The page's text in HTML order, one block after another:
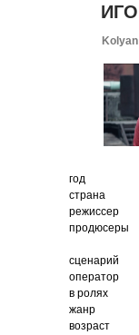
год
страна
режиссер
продюсеры
сценарий
оператор
в ролях
жанр
возраст